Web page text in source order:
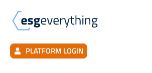
PLATFORM LOGIN